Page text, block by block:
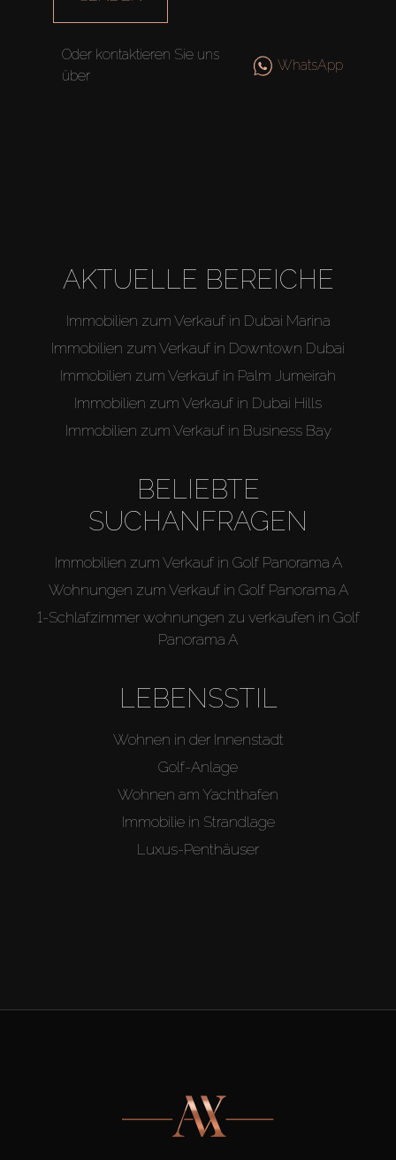
Oder kontaktieren Sie uns
über
WhatsApp
AKTUELLE BEREICHE
Immobilien zum Verkauf in Dubai Marina
Immobilien zum Verkauf in Downtown Dubai
Immobilien zum Verkauf in Palm Jumeirah
Immobilien zum Verkauf in Dubai Hills
Immobilien zum Verkauf in Business Bay
BELIEBTE
SUCHANFRAGEN
Immobilien zum Verkauf in Golf Panorama A
Wohnungen zum Verkauf in Golf Panorama A
1-Schlafzimmer wohnungen zu verkaufen in Golf
Panorama A
LEBENSSTIL
Wohnen in der Innenstadt
Golf-Anlage
Wohnen am Yachthafen
Immobilie in Strandlage
Luxus-Penthäuser